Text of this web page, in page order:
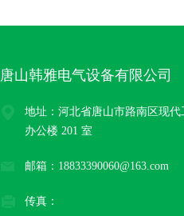
唐山韩雅电气设备有限公司
地址：河北省唐山市路南区现
办公楼 201 室
邮箱：18833390060@163.com
传真：